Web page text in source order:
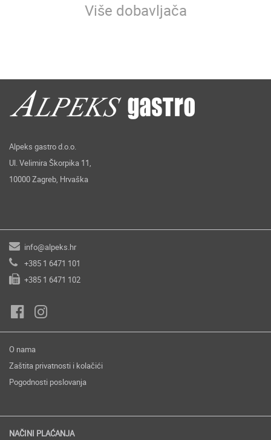
Više dobavljača
Alpeks gastro d.o.o.
Ul. Velimira Škorpika 11,
10000 Zagreb, Hrvaška
info@alpeks.hr
+385 1 6471 101
+385 1 6471 102
O nama
Zaštita privatnosti i kolačići
Pogodnosti poslovanja
NAČINI PLAĆANJA